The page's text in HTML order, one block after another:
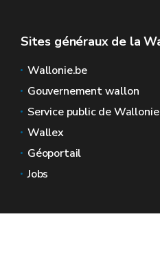
Sites généraux de la
Wallonie.be
Gouvernement wallon
Service public de Wallonie
Wallex
Géoportail
Jobs